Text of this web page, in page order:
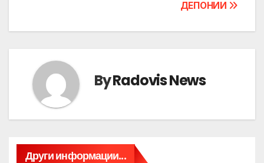
ДЕПОНИИ
ByRadovis News
Други информации...